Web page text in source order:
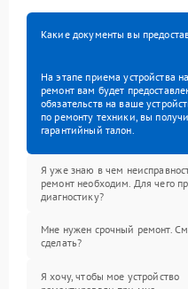
Какие документы вы
На этапе приема устройства
ремонт вам будет
обязательств на ваше
по ремонту техники, вы
гарантийный талон.
Я уже знаю в чем
ремонт необходим. Для чего
диагностику?
Мне нужен срочный ремонт.
сделать?
Я хочу, чтобы мое устройство